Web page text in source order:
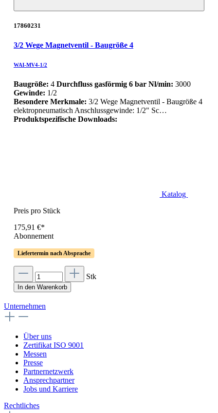
17860231
3/2 Wege Magnetventil - Baugröße 4
WAI-MV4-1/2
Baugröße: 4 Durchfluss gasförmig 6 bar Nl/min: 3000
Gewinde: 1/2
Besondere Merkmale: 3/2 Wege Magnetventil - Baugröße 4
elektropneumatisch Anschlussgewinde: 1/2" Sc…
Produktspezifische Downloads:
Katalog
Preis pro Stück
175,91 €*
Abonnement
Liefertermin nach Absprache
Stk
In den Warenkorb
Unternehmen
Über uns
Zertifikat ISO 9001
Messen
Presse
Partnernetzwerk
Ansprechpartner
Jobs und Karriere
Rechtliches